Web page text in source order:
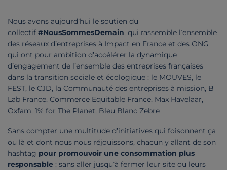
Nous avons aujourd’hui le soutien du
collectif #NousSommesDemain, qui rassemble l’ensemble
des réseaux d’entreprises à Impact en France et des ONG
qui ont pour ambition d’accélérer la dynamique
d’engagement de l’ensemble des entreprises françaises
dans la transition sociale et écologique : le MOUVES, le
FEST, le CJD, la Communauté des entreprises à mission, B
Lab France, Commerce Equitable France, Max Havelaar,
Oxfam, 1% for The Planet, Bleu Blanc Zebre…
Sans compter une multitude d’initiatives qui foisonnent ça
ou là et dont nous nous réjouissons, chacun y allant de son
hashtag pour promouvoir une consommation plus
responsable : sans aller jusqu’à fermer leur site ou leurs